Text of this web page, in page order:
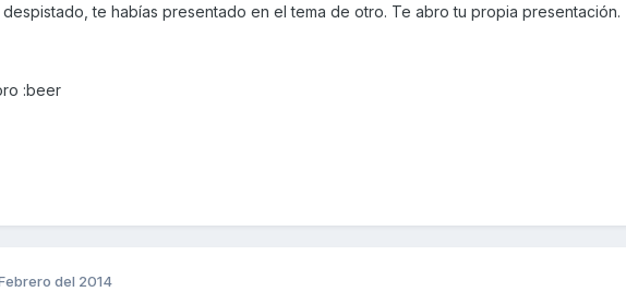
te habías presentado en el tema de otro. Te abro tu propia presentación.
:beer
del 2014